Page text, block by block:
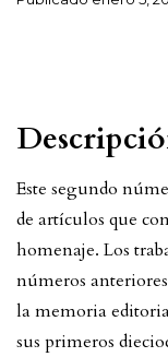
Este segundo
de artículos que
homenaje. Los
números
la memoria
sus primeros